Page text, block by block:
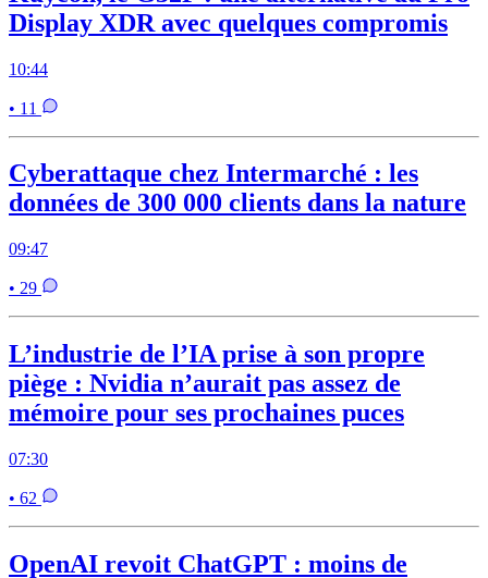
Display XDR avec quelques compromis
10:44
• 11
Cyberattaque chez Intermarché : les
données de 300 000 clients dans la nature
09:47
• 29
L’industrie de l’IA prise à son propre
piège : Nvidia n’aurait pas assez de
mémoire pour ses prochaines puces
07:30
• 62
OpenAI revoit ChatGPT : moins de